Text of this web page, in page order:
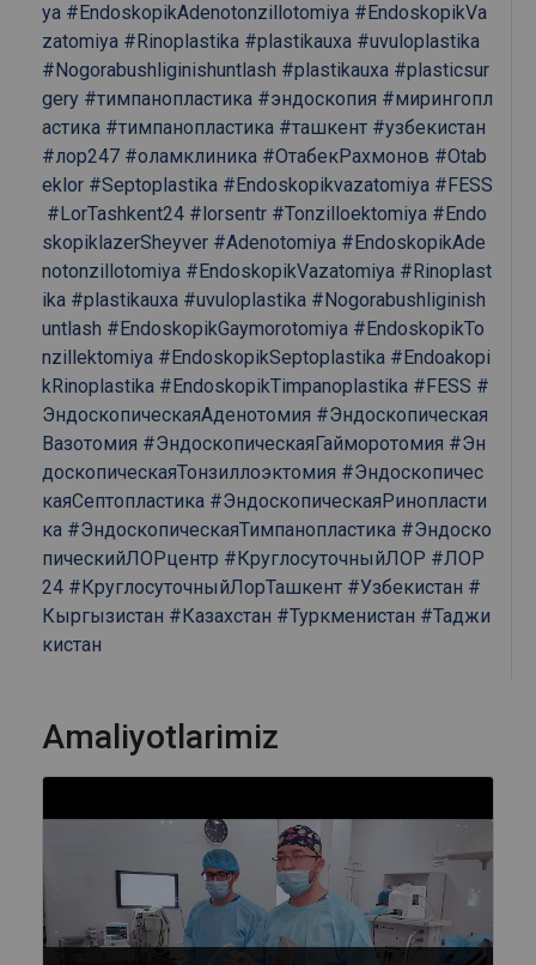
ya #EndoskopikAdenotonzillotomiya #EndoskopikVa
zatomiya #Rinoplastika #plastikauxa #uvuloplastika
#Nogorabushliginishuntlash #plastikauxa #plasticsur
gery #тимпанопластика #эндоскопия #мирингопл
астика #тимпанопластика #ташкент #узбекистан
#лор247 #оламклиника #ОтабекРахмонов #Otab
eklor #Septoplastika #Endoskopikvazatomiya #FESS
#LorTashkent24 #lorsentr #Tonzilloektomiya #Endo
skopiklazerSheyver #Adenotomiya #EndoskopikAde
notonzillotomiya #EndoskopikVazatomiya #Rinoplast
ika #plastikauxa #uvuloplastika #Nogorabushliginish
untlash #EndoskopikGaymorotomiya #EndoskopikTo
nzillektomiya #EndoskopikSeptoplastika #Endoakopi
kRinoplastika #EndoskopikTimpanoplastika #FESS #
ЭндоскопическаяАденотомия #Эндоскопическая
Вазотомия #ЭндоскопическаяГайморотомия #Эн
доскопическаяТонзиллоэктомия #Эндоскопичес
каяСептопластика #ЭндоскопическаяРинопласти
ка #ЭндоскопическаяТимпанопластика #Эндоско
пическийЛОРцентр #КруглосуточныйЛОР #ЛОР
24 #КруглосуточныйЛорТашкент #Узбекистан #
Кыргызистан #Казахстан #Туркменистан #Таджи
кистан
Amaliyotlarimiz